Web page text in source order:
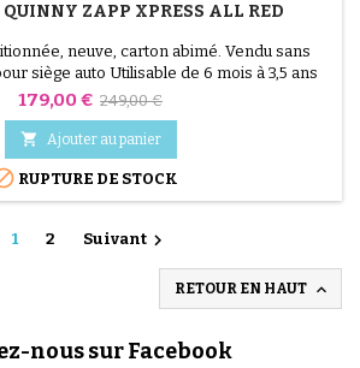
QUINNY ZAPP XPRESS ALL RED
neuve, carton abimé. Vendu sans
siège auto Utilisable de 6 mois à 3,5 ans
Relax et le large canopy
Prix
179,00 € Prix
base
249,00 €
 Ajouter au panier
RUPTURE DE STOCK
1 2 Suivant 
RETOUR EN HAUT 
nous sur Facebook